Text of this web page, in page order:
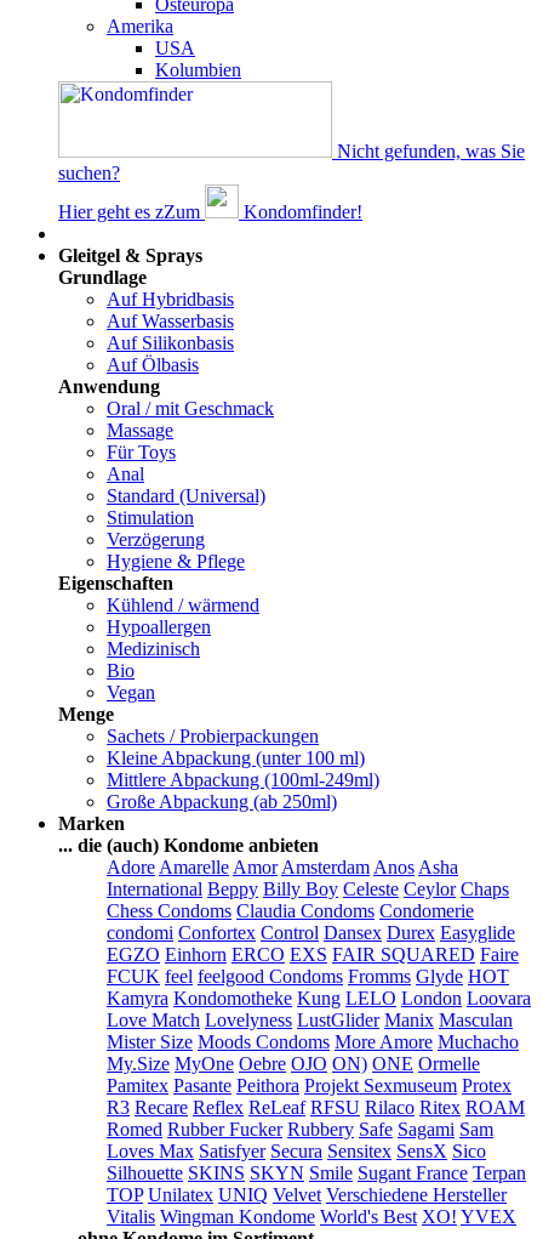
Osteuropa
Amerika
USA
Kolumbien
Nicht gefunden, was Sie
suchen?
Hier geht es zZum
Kondomfinder!
Gleitgel & Sprays
Grundlage
Auf Hybridbasis
Auf Wasserbasis
Auf Silikonbasis
Auf Ölbasis
Anwendung
Oral / mit Geschmack
Massage
Für Toys
Anal
Standard (Universal)
Stimulation
Verzögerung
Hygiene & Pflege
Eigenschaften
Kühlend / wärmend
Hypoallergen
Medizinisch
Bio
Vegan
Menge
Sachets / Probierpackungen
Kleine Abpackung (unter 100 ml)
Mittlere Abpackung (100ml-249ml)
Große Abpackung (ab 250ml)
Marken
... die (auch) Kondome anbieten
Adore Amarelle Amor Amsterdam Anos Asha
International Beppy Billy Boy Celeste Ceylor Chaps
Chess Condoms Claudia Condoms Condomerie
condomi Confortex Control Dansex Durex Easyglide
EGZO Einhorn ERCO EXS FAIR SQUARED Faire
FCUK feel feelgood Condoms Fromms Glyde HOT
Kamyra Kondomotheke Kung LELO London Loovara
Love Match Lovelyness LustGlider Manix Masculan
Mister Size Moods Condoms More Amore Muchacho
My.Size MyOne Oebre OJO ON) ONE Ormelle
Pamitex Pasante Peithora Projekt Sexmuseum Protex
R3 Recare Reflex ReLeaf RFSU Rilaco Ritex ROAM
Romed Rubber Fucker Rubbery Safe Sagami Sam
Loves Max Satisfyer Secura Sensitex SensX Sico
Silhouette SKINS SKYN Smile Sugant France Terpan
TOP Unilatex UNIQ Velvet Verschiedene Hersteller
Vitalis Wingman Kondome World's Best XO! YVEX